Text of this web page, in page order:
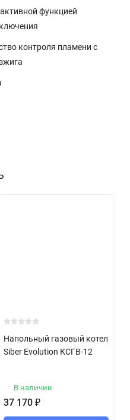
функцией
контроля пламени с
Напольный газовый котел
Siber Evolution КСГВ-12
В наличии
37 170 ₽